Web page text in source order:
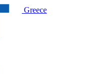
Greece